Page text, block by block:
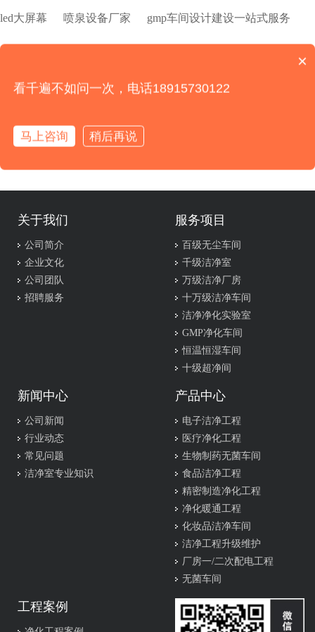
led大屏幕 喷泉设备厂家 gmp车间设计建设一站式服务
塑料托盘厂家 土工膜渗漏检测 天津装修
土工膜完整性检测 氨水喷枪
关于我们
公司简介
企业文化
公司团队
招聘服务
服务项目
百级无尘车间
千级洁净室
万级洁净厂房
十万级洁净车间
洁净净化实验室
GMP净化车间
恒温恒湿车间
十级超净间
新闻中心
公司新闻
行业动态
常见问题
洁净室专业知识
产品中心
电子洁净工程
医疗净化工程
生物制药无菌车间
食品洁净工程
精密制造净化工程
净化暖通工程
化妆品洁净车间
洁净工程升级维护
厂房一/二次配电工程
无菌车间
工程案例
你们是怎么收费的呢？
×
看千遍不如问一次，电话18915730122
马上咨询 稍后再说